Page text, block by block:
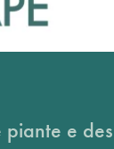
piante e